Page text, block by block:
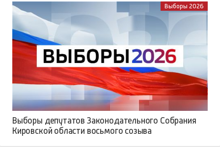
Выборы 2026
Выборы депутатов Законодательного Собрания
Кировской области восьмого созыва